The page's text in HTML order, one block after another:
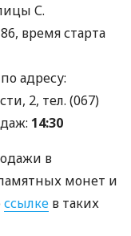
С.
время старта
адресу:
2, тел. (067)
14:30
в
монет и
ссылке в таких